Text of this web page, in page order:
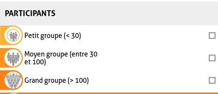
PARTICIPANTS
Petit groupe (< 30)
Moyen groupe (entre 30
et 100)
Grand groupe (> 100)